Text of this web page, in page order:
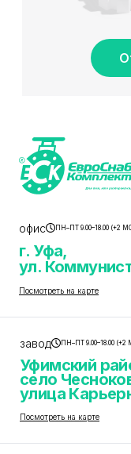
офис ПН–ПТ 9.00–18.00 (+2
г. Уфа,
ул.
Посмотреть на карте
завод ПН–ПТ 9.00–18.00 (+2
Уфимский
село
улица
Посмотреть на карте